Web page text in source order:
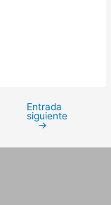
Entrada
siguiente
→